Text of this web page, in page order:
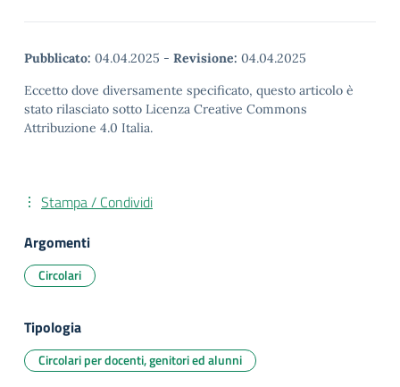
Pubblicato: 04.04.2025 - Revisione: 04.04.2025
Eccetto dove diversamente specificato, questo articolo è
stato rilasciato sotto Licenza Creative Commons
Attribuzione 4.0 Italia.
Stampa / Condividi
Argomenti
Circolari
Tipologia
Circolari per docenti, genitori ed alunni